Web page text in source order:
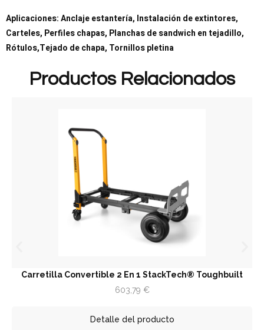
Aplicaciones: Anclaje estantería, Instalación de extintores,
Carteles, Perfiles chapas, Planchas de sandwich en tejadillo,
Rótulos,Tejado de chapa, Tornillos pletina
Productos Relacionados
Carretilla Convertible 2 En 1 StackTech® Toughbuilt
603,79€
Detalle del producto